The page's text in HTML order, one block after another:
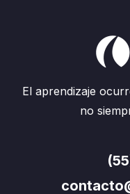
El aprendizaje
no